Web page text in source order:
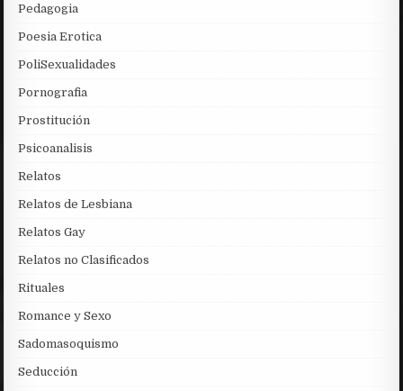
Pedagogia
Poesia Erotica
PoliSexualidades
Pornografia
Prostitución
Psicoanalisis
Relatos
Relatos de Lesbiana
Relatos Gay
Relatos no Clasificados
Rituales
Romance y Sexo
Sadomasoquismo
Seducción